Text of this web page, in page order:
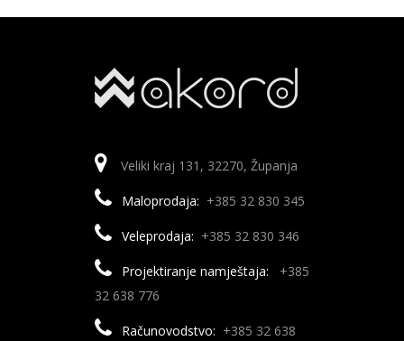
Veliki kraj 131, 32270, Županja
Maloprodaja: +385 32 830 345
Veleprodaja: +385 32 830 346
Projektiranje namještaja:
+385
32 638 776
Računovodstvo: +385 32 638